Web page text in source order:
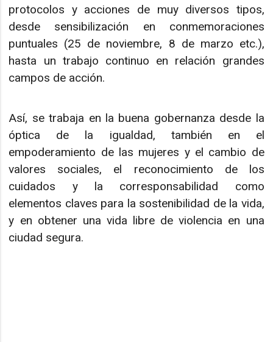
protocolos y acciones de muy diversos tipos,
desde sensibilización en conmemoraciones
puntuales (25 de noviembre, 8 de marzo etc.),
hasta un trabajo continuo en relación grandes
campos de acción.
Así, se trabaja en la buena gobernanza desde la
óptica de la igualdad, también en el
empoderamiento de las mujeres y el cambio de
valores sociales, el reconocimiento de los
cuidados y la corresponsabilidad como
elementos claves para la sostenibilidad de la vida,
y en obtener una vida libre de violencia en una
ciudad segura.